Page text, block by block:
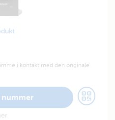
i kontakt med den originale
nummer